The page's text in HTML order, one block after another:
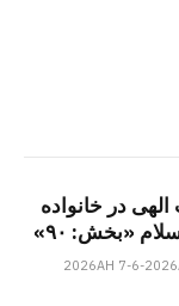
در خانواده
«بخش: ۹۰»